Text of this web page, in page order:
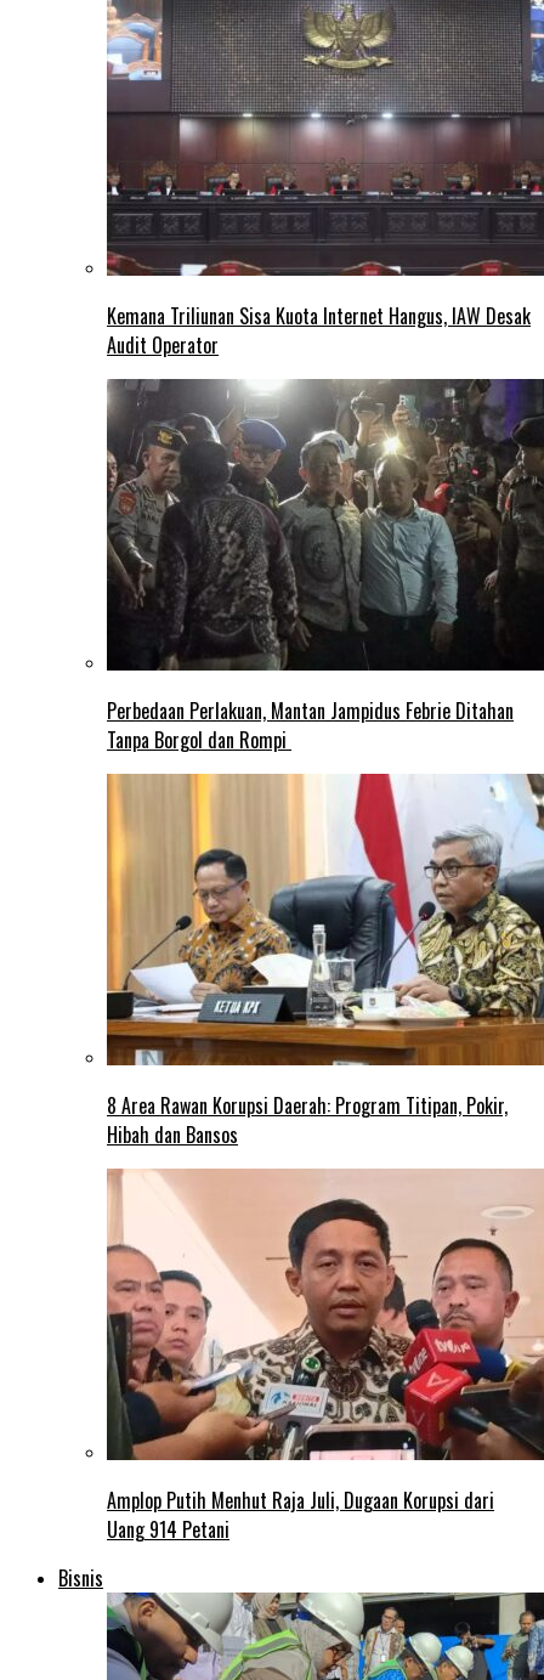
Kemana Triliunan Sisa Kuota Internet Hangus, IAW Desak
Audit Operator
Perbedaan Perlakuan, Mantan Jampidus Febrie Ditahan
Tanpa Borgol dan Rompi
8 Area Rawan Korupsi Daerah: Program Titipan, Pokir,
Hibah dan Bansos
Amplop Putih Menhut Raja Juli, Dugaan Korupsi dari
Uang 914 Petani
Bisnis